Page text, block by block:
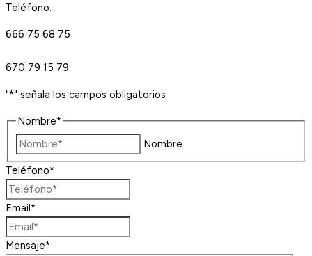
Teléfono:
666 75 68 75
670 79 15 79
"*" señala los campos obligatorios
Nombre*
Nombre
Teléfono*
Email*
Mensaje*